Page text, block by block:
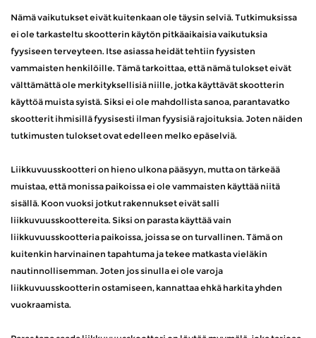
Nämä vaikutukset eivät kuitenkaan ole täysin selviä. Tutkimuksissa
ei ole tarkasteltu skootterin käytön pitkäaikaisia ​​vaikutuksia
fyysiseen terveyteen. Itse asiassa heidät tehtiin fyysisten
vammaisten henkilöille. Tämä tarkoittaa, että nämä tulokset eivät
välttämättä ole merkityksellisiä niille, jotka käyttävät skootterin
käyttöä muista syistä. Siksi ei ole mahdollista sanoa, parantavatko
skootterit ihmisillä fyysisesti ilman fyysisiä rajoituksia. Joten näiden
tutkimusten tulokset ovat edelleen melko epäselviä.
Liikkuvuusskootteri on hieno ulkona pääsyyn, mutta on tärkeää
muistaa, että monissa paikoissa ei ole vammaisten käyttää niitä
sisällä. Koon vuoksi jotkut rakennukset eivät salli
liikkuvuusskoottereita. Siksi on parasta käyttää vain
liikkuvuusskootteria paikoissa, joissa se on turvallinen. Tämä on
kuitenkin harvinainen tapahtuma ja tekee matkasta vieläkin
nautinnollisemman. Joten jos sinulla ei ole varoja
liikkuvuusskootterin ostamiseen, kannattaa ehkä harkita yhden
vuokraamista.